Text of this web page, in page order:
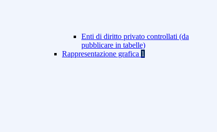
Enti di diritto privato controllati (da
pubblicare in tabelle)
Rappresentazione grafica 1